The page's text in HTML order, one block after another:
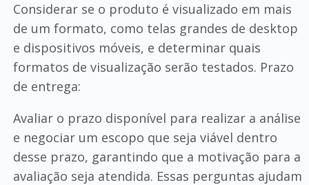
Considerar se o produto é visualizado em mais
de um formato, como telas grandes de desktop
e dispositivos móveis, e determinar quais
formatos de visualização serão testados. Prazo
de entrega:
Avaliar o prazo disponível para realizar a análise
e negociar um escopo que seja viável dentro
desse prazo, garantindo que a motivação para a
avaliação seja atendida. Essas perguntas ajudam